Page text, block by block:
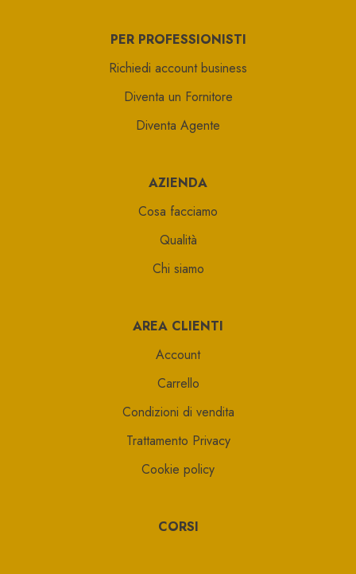
PER PROFESSIONISTI
Richiedi account business
Diventa un Fornitore
Diventa Agente
AZIENDA
Cosa facciamo
Qualità
Chi siamo
AREA CLIENTI
Account
Carrello
Condizioni di vendita
Trattamento Privacy
Cookie policy
CORSI